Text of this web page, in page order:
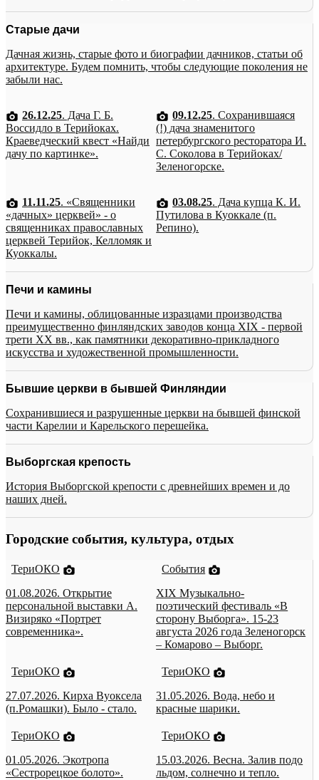
Старые дачи
Дачная жизнь, старые фото и биографии дачников, статьи об
архитектуре. Будем помнить, чтобы следующие поколения не
забыли нас.
26.12.25. Дача Г. Б.
Воссидло в Терийоках.
Краеведческий квест «Найди
дачу по картинке».
09.12.25. Сохранившаяся
(!) дача знаменитого
петербургского ресторатора И.
С. Соколова в Терийоках/
Зеленогорске.
11.11.25. «Священники
«дачных» церквей» - о
священниках православных
церквей Терийок, Келломяк и
Куоккалы.
03.08.25. Дача купца К. И.
Путилова в Куоккале (п.
Репино).
Печи и камины
Печи и камины, облицованные изразцами производства
преимущественно финляндских заводов конца XIX - первой
трети XX вв., как памятники декоративно-прикладного
искусства и художественной промышленности.
Бывшие церкви в бывшей Финляндии
Сохранившиеся и разрушенные церкви на бывшей финской
части Карелии и Карельского перешейка.
Выборгская крепость
История Выборгской крепости с древнейших времен и до
наших дней.
Городские события, культура, отдых
ТериОКО
01.08.2026. Открытие
персональной выставки А.
Визиряко «Портрет
современника».
События
XIX Музыкально-
поэтический фестиваль «В
сторону Выборга». 15-23
августа 2026 года Зеленогорск
– Комарово – Выборг.
ТериОКО
27.07.2026. Кирха Вуоксела
(п.Ромашки). Было - стало.
ТериОКО
31.05.2026. Вода, небо и
красные шарики.
ТериОКО
01.05.2026. Экотропа
«Сестрорецкое болото».
ТериОКО
15.03.2026. Весна. Залив подо
льдом, солнечно и тепло.